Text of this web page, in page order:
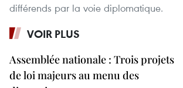
différends par la voie diplomatique.
VOIR PLUS
Assemblée nationale : Trois projets
de loi majeurs au menu des